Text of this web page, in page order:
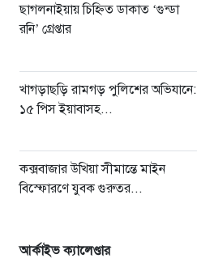
ছাগলনাইয়ায় চিহ্নিত ডাকাত ‘গুন্ডা
রনি’ গ্রেপ্তার
খাগড়াছড়ি রামগড় পুলিশের অভিযানে:
১৫ পিস ইয়াবাসহ...
কক্সবাজার উখিয়া সীমান্তে মাইন
বিস্ফোরণে যুবক গুরুতর...
আর্কাইভ ক্যালেণ্ডার